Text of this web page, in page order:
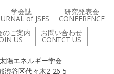
学会誌
of JSES
研究発表会
CONFERENCE
のご案内
US
お問い合わせ
CONTCT US
陽エネルギー学会
谷区代々木2-26-5